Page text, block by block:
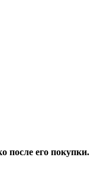
после его покупки.